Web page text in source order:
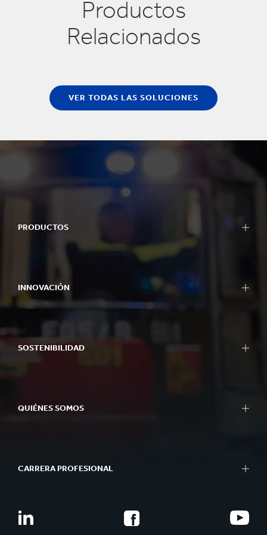
Productos
Relacionados
VER TODAS LAS SOLUCIONES
PRODUCTOS
INNOVACIÓN
SOSTENIBILIDAD
QUIÉNES SOMOS
CARRERA PROFESIONAL